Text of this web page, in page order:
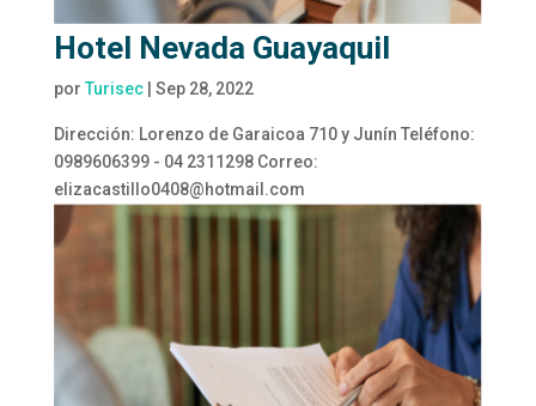
Hotel Nevada Guayaquil
por Turisec| Sep 28, 2022
Dirección: Lorenzo de Garaicoa 710 y Junín Teléfono:
0989606399 - 04 2311298 Correo:
elizacastillo0408@hotmail.com